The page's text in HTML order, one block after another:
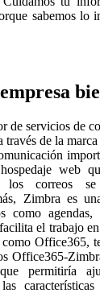
sabemos lo
de servicios de
través de la marca
web
los correos
Zimbra es
como
el trabajo
Office365,
Office365-
permitiría